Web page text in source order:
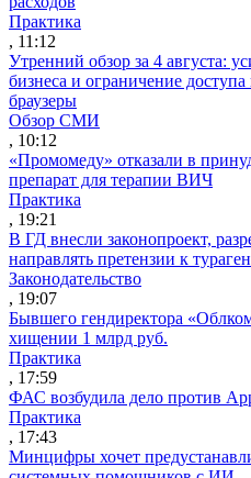
Практика
, 11:12
Утренний обзор за 4 августа:
бизнеса и ограничение
браузеры
Обзор СМИ
, 10:12
«Промомеду» отказали в
препарат для терапии ВИЧ
Практика
, 19:21
В ГД внесли законопроект,
направлять претензии к
Законодательство
, 19:07
Бывшего гендиректора
хищении 1 млрд руб.
Практика
, 17:59
ФАС возбудила дело против
Практика
, 17:43
Минцифры хочет